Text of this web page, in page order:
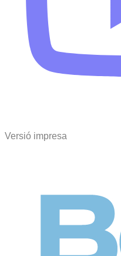
Versió impresa